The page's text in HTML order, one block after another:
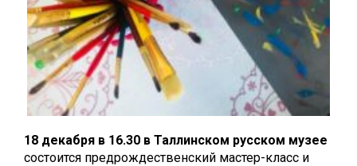
18 декабря в 16.30 в Таллинском русском музее
состоится предрождественский мастер-класс и